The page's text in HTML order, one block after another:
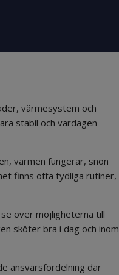
värmesystem och
stabil och vardagen
värmen fungerar, snön
finns ofta tydliga rutiner,
över möjligheterna till
sköter bra i dag och inom
ansvarsfördelning där